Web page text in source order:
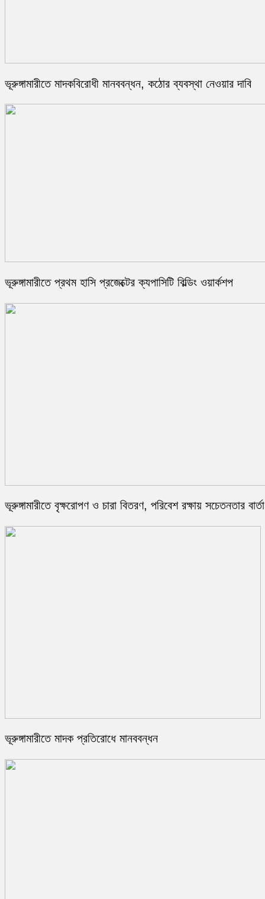
ভূরুঙ্গামারীতে মাদকবিরোধী মানববন্ধন, কঠোর ব্যবস্থা নেওয়ার দাবি
ভূরুঙ্গামারীতে প্রথম হাসি প্রজেক্টের ক্যপাসিটি বিল্ডিং ওয়ার্কশপ
ভূরুঙ্গামারীতে বৃক্ষরোপণ ও চারা বিতরণ, পরিবেশ রক্ষায় সচেতনতার বার্তা
ভূরুঙ্গামারীতে মাদক প্রতিরোধে মানববন্ধন